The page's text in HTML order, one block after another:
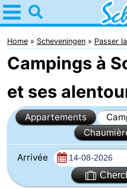
Home
Scheveningen
Astuces
Avec
les
enfants
Passer
la
nuit
Appartements
-
Home Scheveningen Passer
Campings à
et ses
Appartements
Arrivée